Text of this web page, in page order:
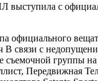
выступила с
официального
В связи с
съемочной группы
Передвижная